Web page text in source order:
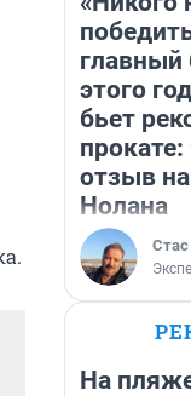
главный
этого
бьет
отзыв
Нолана
Стас
На